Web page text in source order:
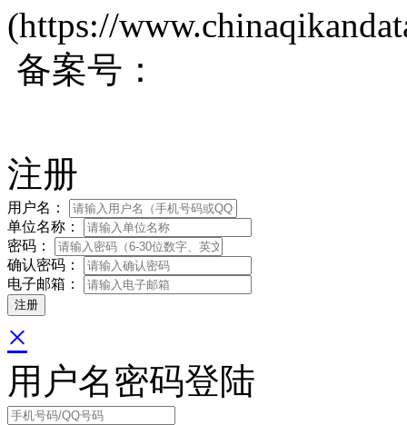
(https://
备案号：
注册
用户名：
单位名称：
密码：
确认密码：
电子邮箱：
×
用户名密码登陆